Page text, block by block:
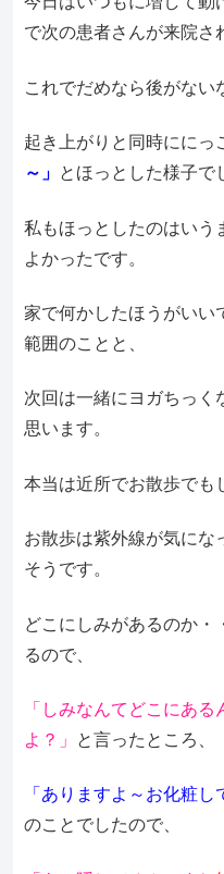
で次の患者さんが来院さ
これでだめなら後がない
起き上がりと同時ににっ
～」 とほっとした様子で
私もほっとしたのはいう
よかったです。
家で何かしたほうがいい
範囲のことと、
次回は一緒にヨガちっく
思います。
本当は近所でお散歩でも
お散歩は紫外線が気にな
そうです。
どこにしみがあるのか・
るので、
「しみなんてどこにあ
よ？」
と言ったところ、
「ありますよ～お化粧し
のことでしたので、